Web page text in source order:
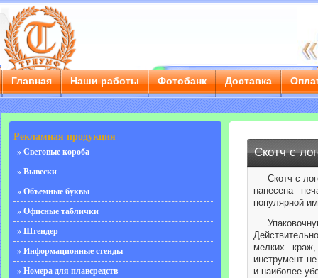
Главная Наши работы Фотобанк Доставка
г. Саратов, ул. Чернышевского, д. 55/3е, тел.: 8 (8452)
Рекламная продукция
» Световые короба
» Вывески
» Объемные буквы
» Офисные таблички
» Штендер
» Информационные стенды
» Номера для плавсредств
Скотч с
Скотч с
нанесена
популярной
мелких
инструмент
и наиболее